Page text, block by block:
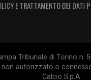
E TRATTAMENTO DEI DATI
Tribunale di Torino
autorizzato o
Calcio S.p.A.